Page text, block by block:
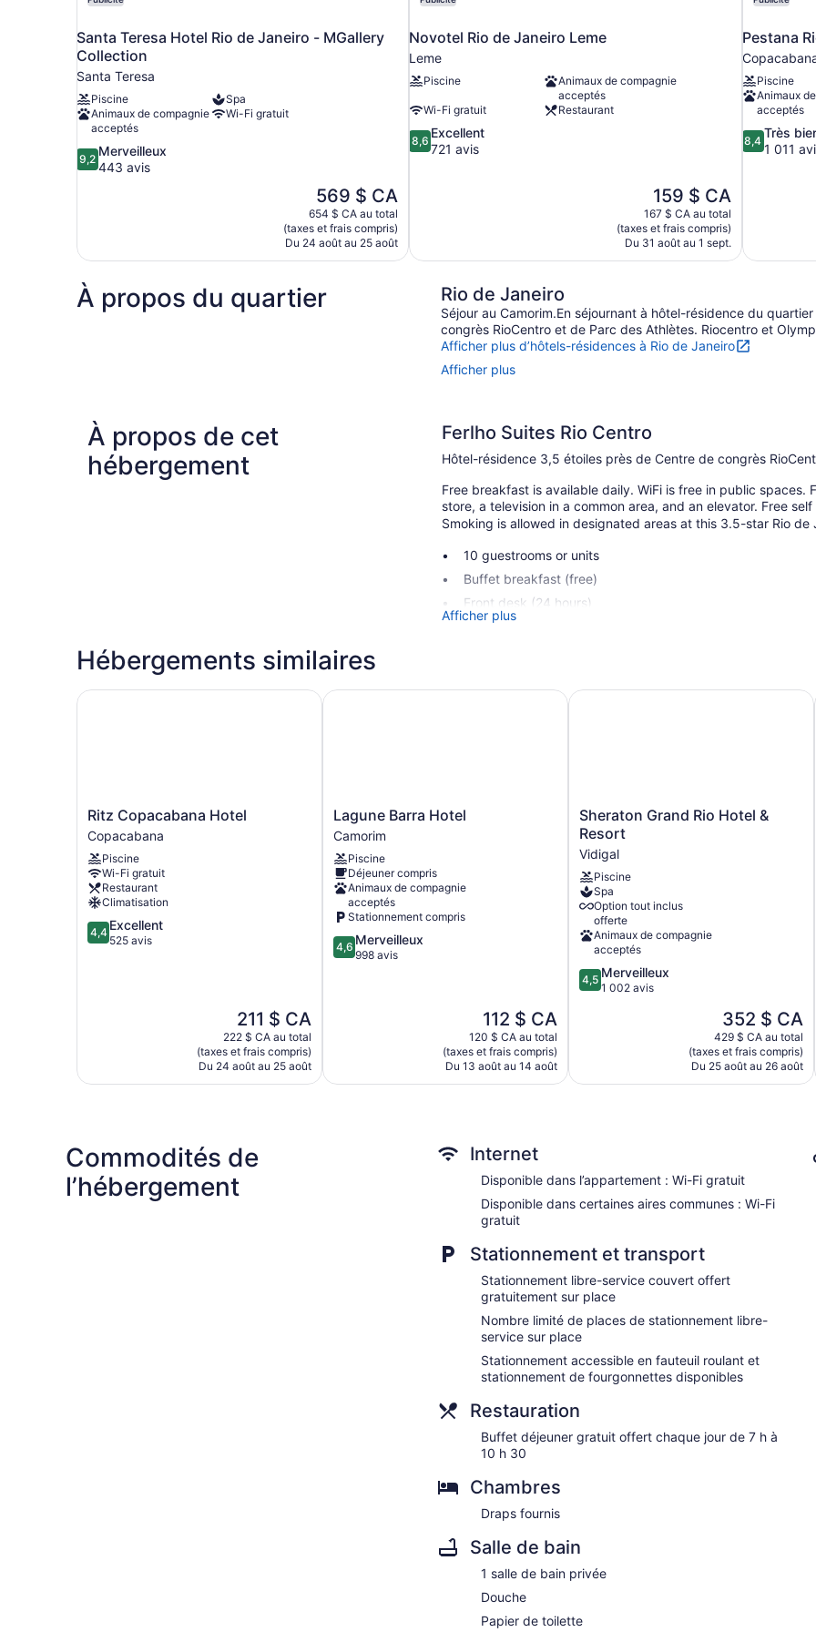
Santa Teresa Hotel Rio de Janeiro - MGallery
Collection
Santa Teresa
Piscine
Spa
Animaux de compagnie
acceptés
Wi-Fi gratuit
9.2
sur
9,2
Merveilleux
443 avis
Le
prix
est
de
569 $ CA
569 $ CA
654 $ CA au total
(taxes et frais compris)
Du 24 août au 25 août
Novotel Rio de Janeiro Leme
Leme
Piscine
Animaux de compagnie
acceptés
Wi-Fi gratuit
Restaurant
8.6
sur
8,6
Excellent
721 avis
Le
prix
est
de
159 $ CA
159 $ CA
167 $ CA au total
(taxes et frais compris)
Du 31 août au 1 sept.
Pestana
Piscine
Animaux
acceptés
8.4
sur
8,4
Très
1 011
À propos du quartier Rio de Janeiro
Séjour au Camorim.En séjournant à hôtel-résidence du
congrès RioCentro et de Parc des Athlètes. Riocentro et
Afficher plus d’hôtels-résidences à Rio de Janeiro
Afficher plus
À propos de cet
hébergement
Ferlho Suites Rio Centro
Hôtel-résidence 3,5 étoiles près de Centre de congrès
Free breakfast is available daily. WiFi is free in public spaces.
store, a television in a common area, and an elevator. Free
Smoking is allowed in designated areas at this 3.5-star Rio de
10 guestrooms or units
Buffet breakfast (free)
Front desk (24 hours)
Convenience store
Smoking in designated areas
Afficher plus
Hébergements similaires
Ritz
Copacabana
Hotel
Copacabana
Ritz Copacabana Hotel
Copacabana
Piscine
Wi-Fi gratuit
Restaurant
Climatisation
4.4
sur
4,4 Excellent
525 avis
Le
prix
est
de
211 $ CA
211 $ CA
222 $ CA au total
(taxes et frais compris)
Du 24 août au 25 août
Ritz Copacabana Hotel
Lagune
Barra
Hotel
Camorim
Lagune Barra Hotel
Camorim
Piscine
Déjeuner compris
Animaux de compagnie
acceptés
Stationnement compris
4.6
sur
4,6 Merveilleux
998 avis
Le
prix
est
de
112 $ CA
112 $ CA
120 $ CA au total
(taxes et frais compris)
Du 13 août au 14 août
Lagune Barra Hotel
Sheraton
Grand
Rio
Hotel
&
Resort
Vidigal
Sheraton Grand Rio Hotel &
Resort
Vidigal
Piscine
Spa
Option tout inclus
offerte
Animaux de compagnie
acceptés
4.5
sur
4,5 Merveilleux
1 002 avis
Le
prix
est
de
352 $ CA
352 $ CA
429 $ CA au total
(taxes et frais compris)
Du 25 août au 26 août
Sheraton Grand Rio Hotel & Resort
Commodités de
l’hébergement
Internet
Disponible dans l’appartement : Wi-Fi gratuit
Disponible dans certaines aires communes : Wi-Fi
gratuit
Stationnement et transport
Stationnement libre-service couvert offert
gratuitement sur place
Nombre limité de places de stationnement libre-
service sur place
Stationnement accessible en fauteuil roulant et
stationnement de fourgonnettes disponibles
Restauration
Buffet déjeuner gratuit offert chaque jour de 7 h à
10 h 30
Chambres
Draps fournis
Salle de bain
1 salle de bain privée
Douche
Papier de toilette